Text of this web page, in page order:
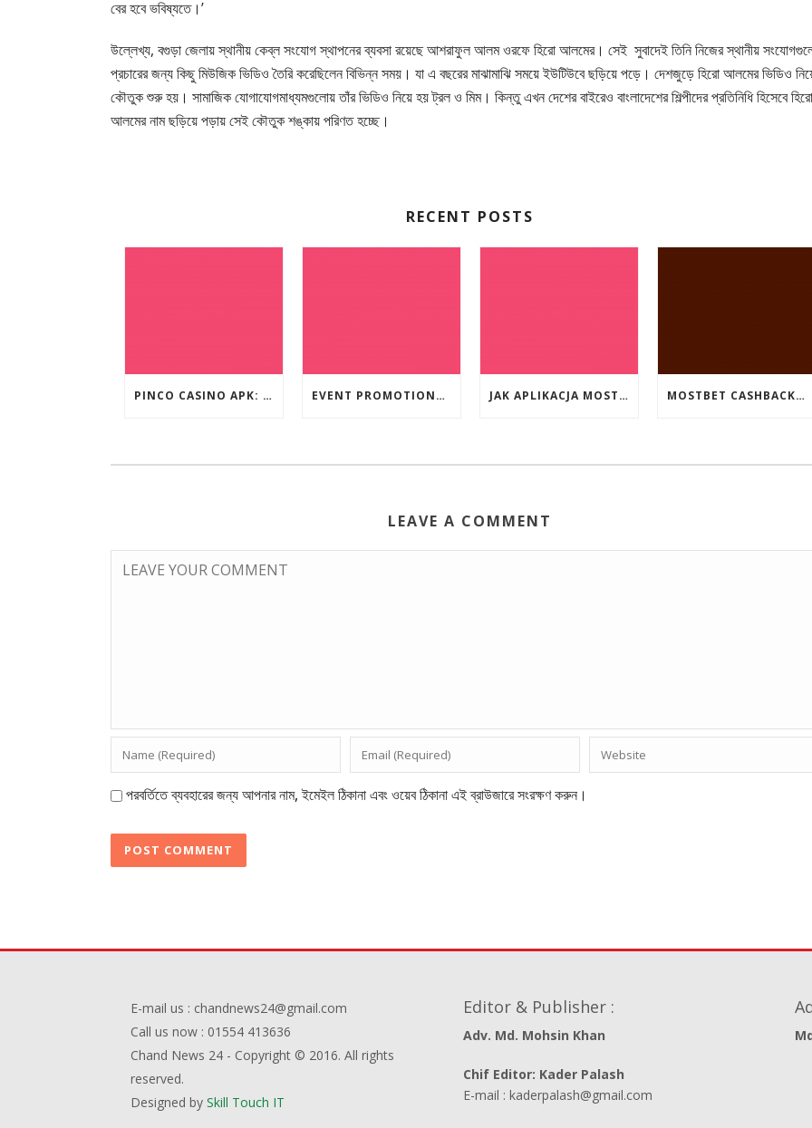
বের হবে ভবিষ্যতে।’
উল্লেখ্য, বগুড়া জেলায় স্থানীয় কেব্‌ল সংযোগ স্থাপনের ব্যবসা রয়েছে আশরাফুল আলম ওরফে হিরো আলমের। সেই সুবাদেই তিনি নিজের স্থানীয়
প্রচারের জন্য কিছু মিউজিক ভিডিও তৈরি করেছিলেন বিভিন্ন সময়। যা এ বছরের মাঝামাঝি সময়ে ইউটিউবে ছড়িয়ে পড়ে। দেশজুড়ে হিরো আলমের ভিডিও
কৌতুক শুরু হয়। সামাজিক যোগাযোগমাধ্যমগুলোয় তাঁর ভিডিও নিয়ে হয় ট্রল ও মিম। কিন্তু এখন দেশের বাইরেও বাংলাদেশের শিল্পীদের প্রতিনিধি হিসেবে হিরো
আলমের নাম ছড়িয়ে পড়ায় সেই কৌতুক শঙ্কায় পরিণত হচ্ছে।
RECENT POSTS
PINCO CASINO APK: OYUN SEÇIMLƏRININ İCMALI EVENT PROMOTIONS AT HIGHEST PAYING ONLINE CASINOS WITH BEST RTP JAK APLIKACJA MOSTBET WSPIERA UŻYTKOWNIKÓW ANDROIDA? MOSTBET CASHBACK: HANGI OYUNLAR SIZI DAHA ÇOX QAZANA BILƏR?
LEAVE A COMMENT
পরবর্তিতে ব্যবহারের জন্য আপনার নাম, ইমেইল ঠিকানা এবং ওয়েব ঠিকানা এই ব্রাউজারে সংরক্ষণ করুন।
E-mail us : chandnews24@gmail.com
Call us now : 01554 413636
Chand News 24 - Copyright © 2016. All rights
reserved.
Designed by Skill Touch IT
Editor & Publisher :
Adv. Md. Mohsin Khan
Chif Editor: Kader Palash
E-mail : kaderpalash@gmail.com